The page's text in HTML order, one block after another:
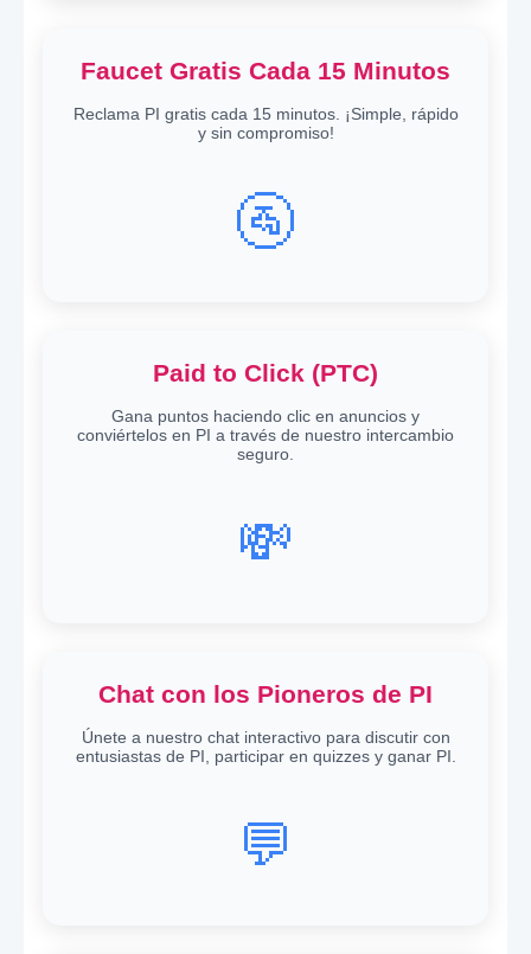
Faucet Gratis Cada 15 Minutos
Reclama PI gratis cada 15 minutos. ¡Simple, rápido
y sin compromiso!
🚰
Paid to Click (PTC)
Gana puntos haciendo clic en anuncios y
conviértelos en PI a través de nuestro intercambio
seguro.
💸
Chat con los Pioneros de PI
Únete a nuestro chat interactivo para discutir con
entusiastas de PI, participar en quizzes y ganar PI.
💬